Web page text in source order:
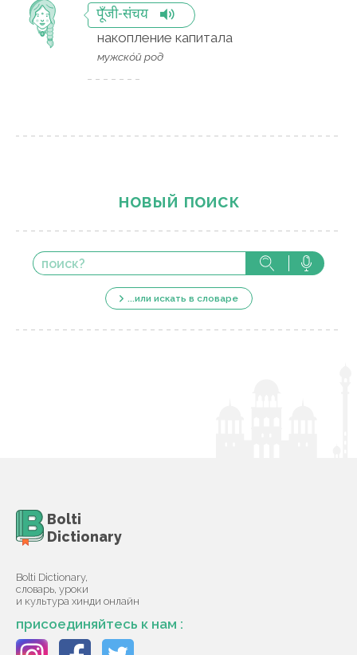
पूँजी-संचय
накопление капитала
мужско́й род
новый поиск
...или искать в словаре
Bolti
Dictionary
Bolti Dictionary,
словарь, уроки
и культура хинди онлайн
присоединяйтесь к нам :